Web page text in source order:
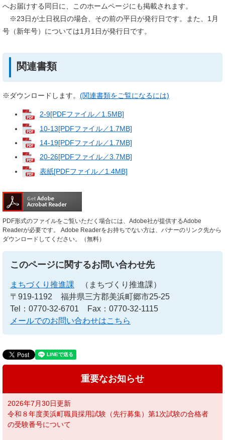
へお届けする同日に、このホームページにも掲載されます。
※23日が土日祝日の場合、その前の平日が発行日です。また、1月
号（新年号）については1月1日が発行日です。
関連書類
※ダウンロードします。 (関連書類をご覧になるには)
2-9[PDFファイル／1.5MB]
10-13[PDFファイル／1.7MB]
14-19[PDFファイル／1.7MB]
20-26[PDFファイル／3.7MB]
表紙[PDFファイル／1.4MB]
PDF形式のファイルをご覧いただく場合には、Adobe社が提供するAdobe
Readerが必要です。
Adobe Readerをお持ちでない方は、バナーのリンク先から
ダウンロードしてください。（無料）
このページに関するお問い合わせ先
まちづくり推進課
（まちづくり推進課）
〒919-1192
福井県三方郡美浜町郷市25-25
Tel：0770-32-6701
Fax：0770-32-1115
メールでのお問い合わせはこちら
重要なお知らせ
2026年7月30日更新
令和８年度美浜町職員採用試験（先行募集）第1次試験の合格者
の受験番号について